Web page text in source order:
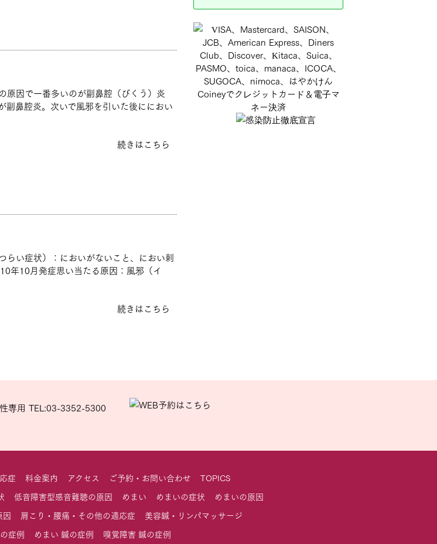
因で一番多いのが副鼻腔（びくう）炎
副鼻腔炎。次いで風邪を引いた後ににおい
続きはこちら
らい症状）：においがないこと、におい刺
年10月発症思い当たる原因：風邪（イ
続きはこちら
症 料金案内 アクセス ご予約・お問い合わせ
TOPICS
低音障害型感音難聴の原因 めまい めまいの症状
めまいの原因
因 肩こり・腰痛・その他の適応症
美容鍼・リンパマッサージ
症例
めまい 鍼の症例 嗅覚障害 鍼の症例